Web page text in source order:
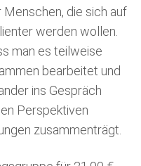
die sich auf
werden wollen.
man es teilweise
bearbeitet und
ins Gespräch
Perspektiven
zusammenträgt.